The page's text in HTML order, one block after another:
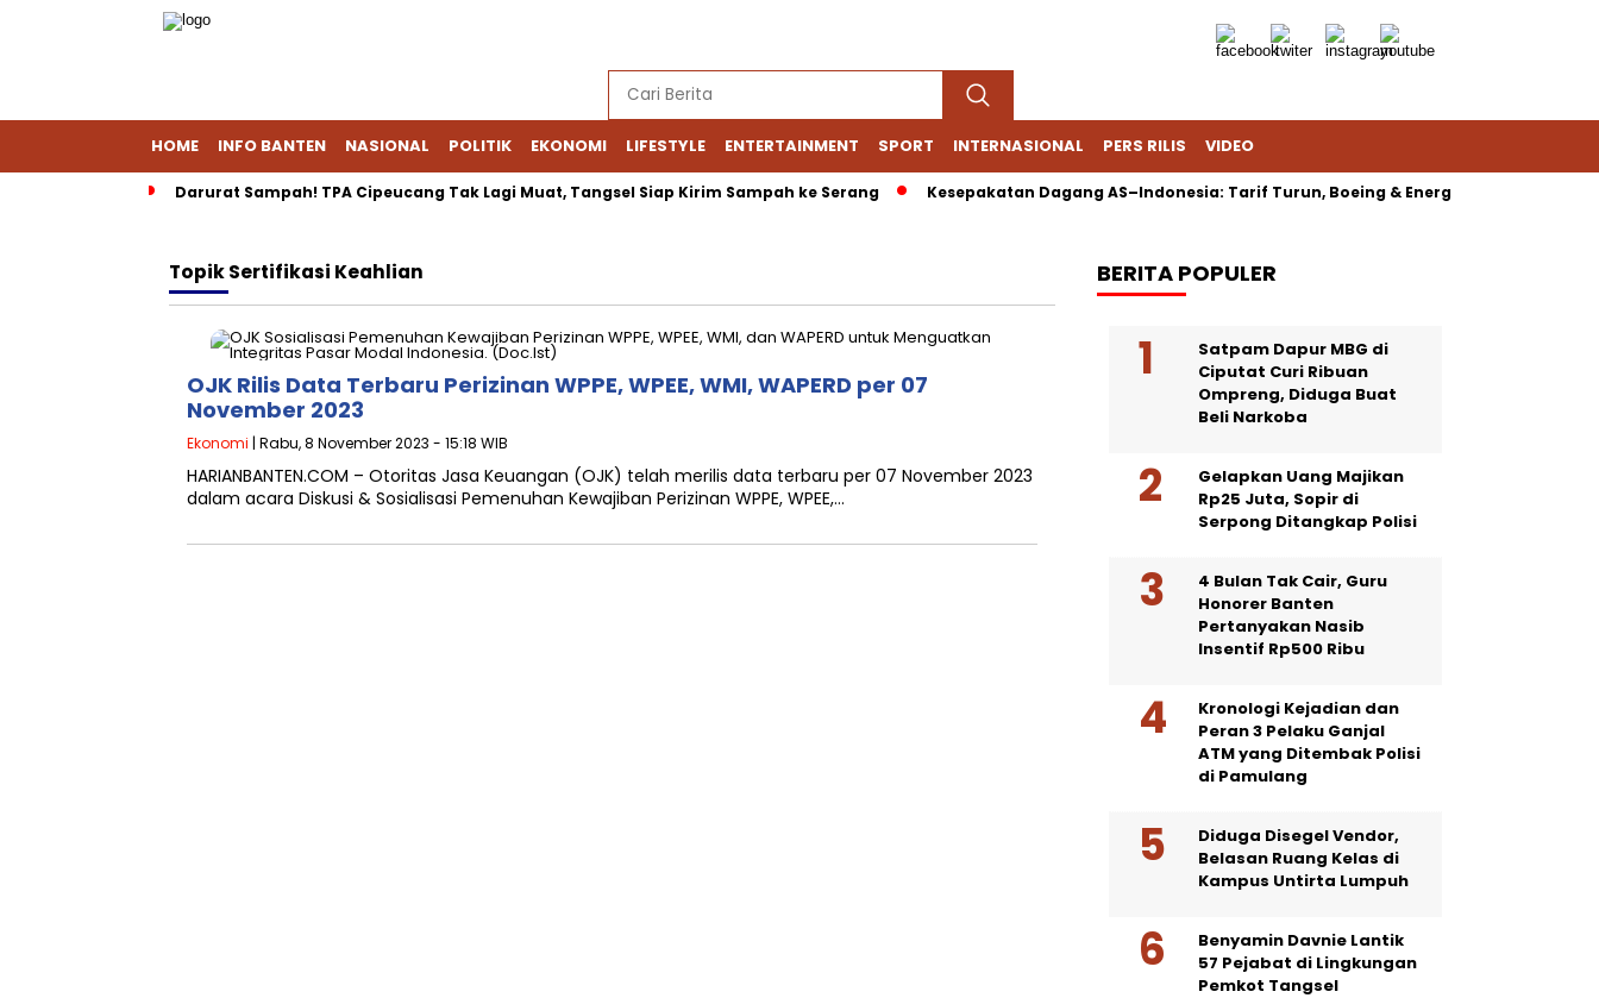
HOME INFO BANTEN NASIONAL POLITIK EKONOMI LIFESTYLE ENTERTAINMENT SPORT INTERNASIONAL PERS RILIS VIDEO
Darurat Sampah! TPA Cipeucang Tak Lagi Muat, Tangsel Siap Kirim Sampah ke Serang Kesepakatan Dagang AS–Indonesia: Tarif Turun, Boeing & Energi Jadi Sorotan
TopikSertifikasi Keahlian
OJK Rilis Data Terbaru Perizinan WPPE, WPEE, WMI, WAPERD per 07
November 2023
Ekonomi | Rabu, 8 November 2023 - 15:18 WIB
HARIANBANTEN.COM – Otoritas Jasa Keuangan (OJK) telah merilis data terbaru per 07 November 2023
dalam acara Diskusi & Sosialisasi Pemenuhan Kewajiban Perizinan WPPE, WPEE,…
BERITA POPULER
Satpam Dapur MBG di
Ciputat Curi Ribuan
Ompreng, Diduga Buat
Beli Narkoba
Gelapkan Uang Majikan
Rp25 Juta, Sopir di
Serpong Ditangkap Polisi
4 Bulan Tak Cair, Guru
Honorer Banten
Pertanyakan Nasib
Insentif Rp500 Ribu
Kronologi Kejadian dan
Peran 3 Pelaku Ganjal
ATM yang Ditembak Polisi
di Pamulang
Diduga Disegel Vendor,
Belasan Ruang Kelas di
Kampus Untirta Lumpuh
Benyamin Davnie Lantik
57 Pejabat di Lingkungan
Pemkot Tangsel